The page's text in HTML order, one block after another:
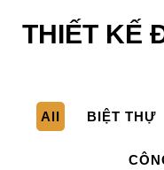
THIẾT KẾ
All BIỆT THỰ